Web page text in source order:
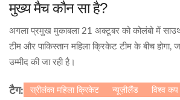
मुख्य मैच कौन सा है?
अगला प्रमुख मुकाबला 21 अक्टूबर को कोलंबो में
टीम और पाकिस्तान महिला क्रिकेट टीम के बीच होगा,
उम्मीद की जा रही है।
टैग: स्रीलंका महिला क्रिकेट न्यूज़ीलैंड
विश्व